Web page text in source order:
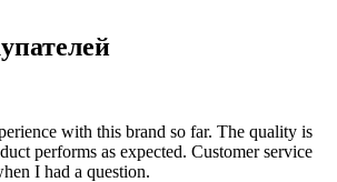
with this brand so far. The quality is
performs as expected. Customer service
I had a question.